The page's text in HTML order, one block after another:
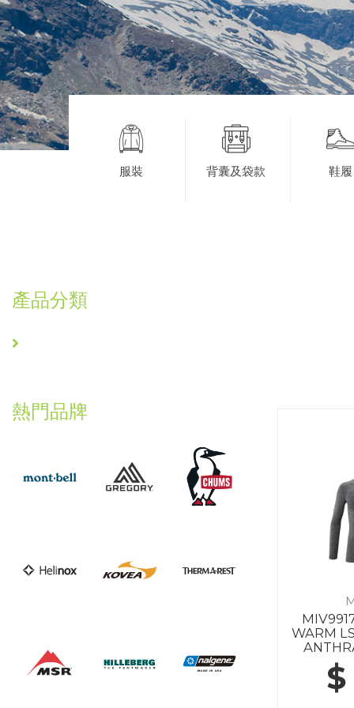
服裝 背囊及袋款 鞋履
WARM
$
產品分類
熱門品牌